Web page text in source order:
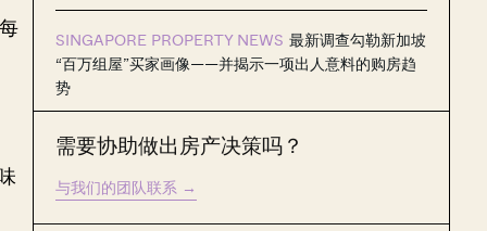
SINGAPORE PROPERTY NEWS 最新调查勾勒新加坡
“百万组屋”买家画像——并揭示一项出人意料的购房趋
势
需要协助做出房产决策吗？
与我们的团队联系 →